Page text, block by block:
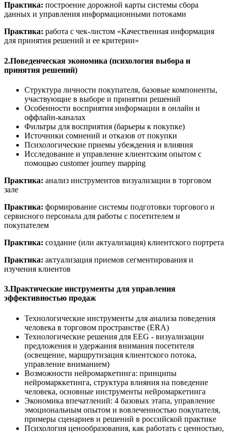
Практика: построение дорожной карты системы сбора
данных и управления информационными потоками
Практика: работа с чек-листом «Качественная информация
для принятия решений и ее критерии»
2.Поведенческая экономика (психология выбора и
принятия решений)
Структура личности покупателя, базовые компоненты,
участвующие в выборе и принятии решений
Особенности восприятия информации в онлайн и
оффлайн-каналах
Фильтры для восприятия (барьеры к покупке)
Источники сомнений и отказов от покупки
Психологические приемы убеждения и влияния
Исследование и управление клиентским опытом с
помощью customer journey mapping
Практика: анализ инструментов визуализации в торговом
зале
Практика: формирование системы подготовки торгового и
сервисного персонала для работы с посетителем и
покупателем
Практика: создание (или актуализация) клиентского портрета
Практика: актуализация приемов сегментирования и
изучения клиентов
3.Практические инструменты для управления
эффективностью продаж
Технологические инструменты для анализа поведения
человека в торговом пространстве (ERA)
Технологические решения для EEG - визуализации
предложения и удержания внимания посетителя
(освещение, маршрутизация клиентского потока,
управление вниманием)
Возможности нейромаркетинга: принципы
нейромарккетинга, структура влияния на поведение
человека, основные инструменты нейромаркетинга
Экономика впечатлений: 4 базовых этапа, управление
эмоциональным опытом и вовлеченностью покупателя,
примеры сценариев и решений в российской практике
Психология ценообразования, как работать с ценностью,